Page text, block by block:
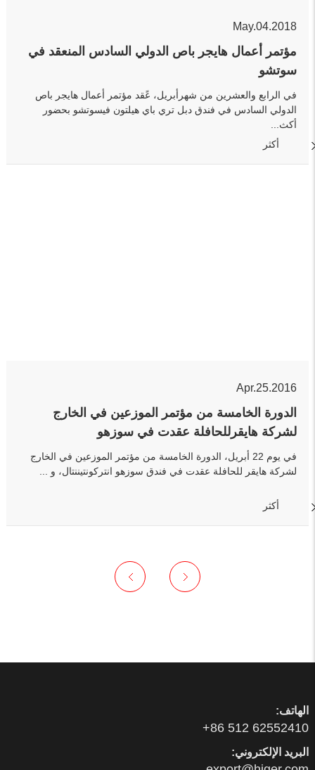
May.04.2018
مؤتمر أعمال هايجر باص الدولي السادس المنعقد في
سوتشو
في الرابع والعشرين من شهرأبريل، عًقد مؤتمر أعمال هايجر باص
الدولي السادس في فندق دبل تري باي هيلتون فيسوتشو بحضور
أكث...
أكثر
Apr.25.2016
الدورة الخامسة من مؤتمر الموزعين في الخارج
لشركة هايقرللحافلة عقدت في سوزهو
في يوم 22 أبريل، الدورة الخامسة من مؤتمر الموزعين في الخارج
لشركة هايقر للحافلة عقدت في فندق سوزهو انتركونتيننتال، و ...
أكثر
الهاتف:
01425526 215 68+
البريد الإلكتروني: